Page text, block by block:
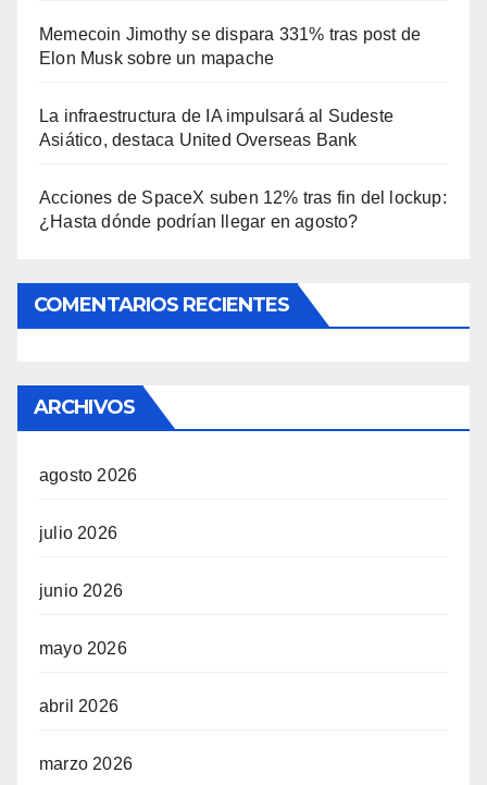
Memecoin Jimothy se dispara 331% tras post de
Elon Musk sobre un mapache
La infraestructura de IA impulsará al Sudeste
Asiático, destaca United Overseas Bank
Acciones de SpaceX suben 12% tras fin del lockup:
¿Hasta dónde podrían llegar en agosto?
COMENTARIOS RECIENTES
ARCHIVOS
agosto 2026
julio 2026
junio 2026
mayo 2026
abril 2026
marzo 2026